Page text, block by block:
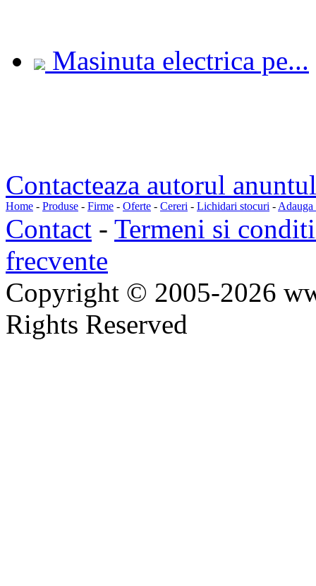
Masinuta electrica pe...
Contacteaza autorul
Home - Produse - Firme - Oferte - Cereri - Lichidari stocuri - Adauga
Contact - Termeni si
frecvente
Copyright © 2005-2026
Rights Reserved